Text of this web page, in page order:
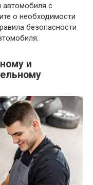
автомобиля с
о необходимости
безопасности
и